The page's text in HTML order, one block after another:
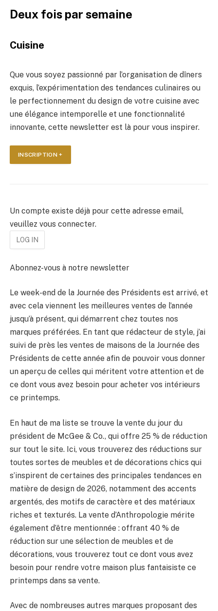
Deux fois par semaine
Cuisine
Que vous soyez passionné par l’organisation de dîners
exquis, l’expérimentation des tendances culinaires ou
le perfectionnement du design de votre cuisine avec
une élégance intemporelle et une fonctionnalité
innovante, cette newsletter est là pour vous inspirer.
INSCRIPTION +
Un compte existe déjà pour cette adresse email,
veuillez vous connecter.
Abonnez-vous à notre newsletter
Le week-end de la Journée des Présidents est arrivé, et
avec cela viennent les meilleures ventes de l’année
jusqu’à présent, qui démarrent chez toutes nos
marques préférées. En tant que rédacteur de style, j’ai
suivi de près les ventes de maisons de la Journée des
Présidents de cette année afin de pouvoir vous donner
un aperçu de celles qui méritent votre attention et de
ce dont vous avez besoin pour acheter vos intérieurs
ce printemps.
En haut de ma liste se trouve la vente du jour du
président de McGee & Co., qui offre 25 % de réduction
sur tout le site. Ici, vous trouverez des réductions sur
toutes sortes de meubles et de décorations chics qui
s’inspirent de certaines des principales tendances en
matière de design de 2026, notamment des accents
argentés, des motifs de caractère et des matériaux
riches et texturés. La vente d’Anthropologie mérite
également d’être mentionnée : offrant 40 % de
réduction sur une sélection de meubles et de
décorations, vous trouverez tout ce dont vous avez
besoin pour rendre votre maison plus fantaisiste ce
printemps dans sa vente.
Avec de nombreuses autres marques proposant des